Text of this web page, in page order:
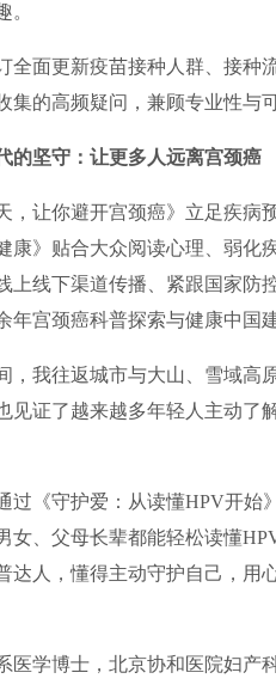
。
面更新疫苗接种人群、接种
集的高频疑问，兼顾专业性与
的坚守：让更多人远离宫颈癌
让你避开宫颈癌》立足疾病
康》贴合大众阅读心理、弱化
上线下渠道传播、紧跟国家防
年宫颈癌科普探索与健康中国
我往返城市与大山、雪域高
见证了越来越多年轻人主动了
《守护爱：从读懂HPV开始
女、父母长辈都能轻松读懂
达人，懂得主动守护自己，用
学博士，北京协和医院妇产科